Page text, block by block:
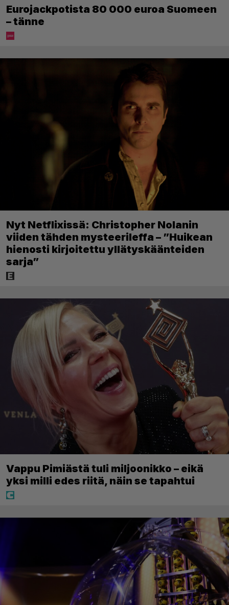
Eurojackpotista 80 000 euroa Suomeen
– tänne
Nyt Netflixissä: Christopher Nolanin
viiden tähden mysteerileffa – ”Huikean
hienosti kirjoitettu yllätyskäänteiden
sarja”
Vappu Pimiästä tuli miljoonikko – eikä
yksi milli edes riitä, näin se tapahtui